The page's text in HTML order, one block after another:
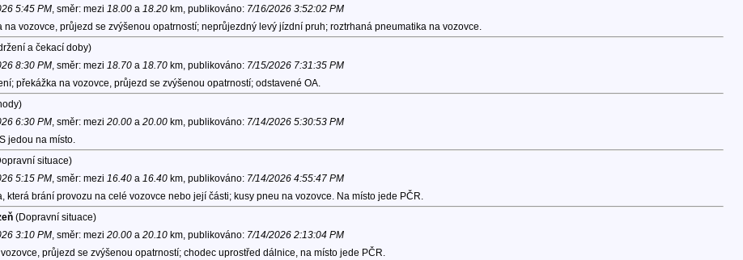
5:45 PM, směr: mezi 18.00a 18.20km, publikováno: 7/16/2026 3:52:02 PM
na vozovce, průjezd se zvýšenou opatrností; neprůjezdný levý jízdní pruh; roztrhaná pneumatika na vozovce.
a čekací doby)
8:30 PM, směr: mezi 18.70a 18.70km, publikováno: 7/15/2026 7:31:35 PM
překážka na vozovce, průjezd se zvýšenou opatrností; odstavené OA.
6:30 PM, směr: mezi 20.00a 20.00km, publikováno: 7/14/2026 5:30:53 PM
jedou na místo.
situace)
5:15 PM, směr: mezi 16.40a 16.40km, publikováno: 7/14/2026 4:55:47 PM
která brání provozu na celé vozovce nebo její části; kusy pneu na vozovce. Na místo jede PČR.
(Dopravní situace)
3:10 PM, směr: mezi 20.00a 20.10km, publikováno: 7/14/2026 2:13:04 PM
průjezd se zvýšenou opatrností; chodec uprostřed dálnice, na místo jede PČR.